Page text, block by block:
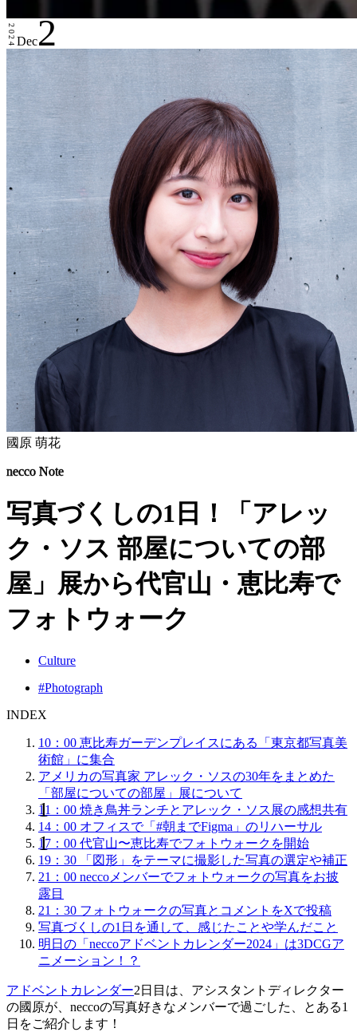
2024Dec2
國原 萌花
necco Note
写真づくしの1日！「アレッ
ク・ソス 部屋についての部
屋」展から代官山・恵比寿で
フォトウォーク
Culture
#Photograph
INDEX
10：00 恵比寿ガーデンプレイスにある「東京都写真美
術館」に集合
アメリカの写真家 アレック・ソスの30年をまとめた
「部屋についての部屋」展について
11：00 焼き鳥丼ランチとアレック・ソス展の感想共有
14：00 オフィスで「#朝までFigma」のリハーサル
17：00 代官山〜恵比寿でフォトウォークを開始
19：30 「図形」をテーマに撮影した写真の選定や補正
21：00 neccoメンバーでフォトウォークの写真をお披
露目
21：30 フォトウォークの写真とコメントをXで投稿
写真づくしの1日を通して、感じたことや学んだこと
明日の「neccoアドベントカレンダー2024」は3DCGア
ニメーション！？
アドベントカレンダー2日目は、アシスタントディレクター
の國原が、neccoの写真好きなメンバーで過ごした、とある1
日をご紹介します！